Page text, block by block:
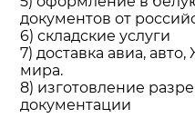
документов от
6) складские услуги
7) доставка авиа,
мира.
8) изготовление
документации